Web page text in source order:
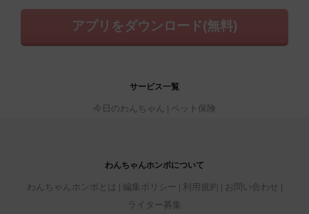
アプリをダウンロード(無料)
サービス一覧
今日のわんちゃん ペット保険
わんちゃんホンポについて
わんちゃんホンポとは 編集ポリシー 利用規約
お問い合わせ
ライター募集